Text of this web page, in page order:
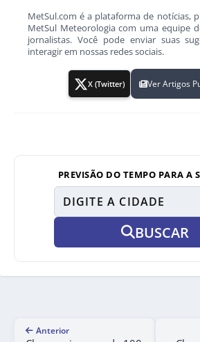
MetSul.com é a plataforma de notícias,
MetSul Meteorologia com uma equipe
jornalistas. Você pode enviar suas
interagir em nossas redes sociais.
X (Twitter) Ver Artigos
PREVISÃO DO TEMPO PARA A
BUSCAR
Anterior